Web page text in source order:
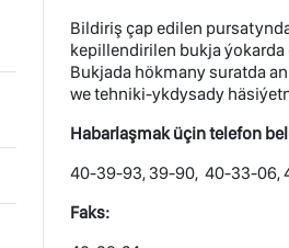
Bildiriş çap edilen
kepillendirilen bukja
Bukjada hökmany suratda
we tehniki-ykdysady
Habarlaşmak üçintelefon
40-39-93, 39-90, 40-33-06,
Faks: